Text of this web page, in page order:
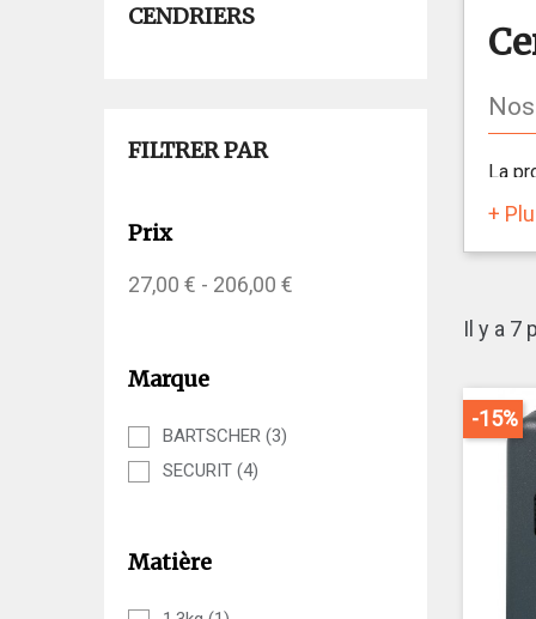
CENDRIERS
FILTRER PAR
Prix
27,00 € - 206,00 €
Marque
BARTSCHER (3)
SECURIT (4)
Matière
La
Les
de
+
Il y a 7
-15%